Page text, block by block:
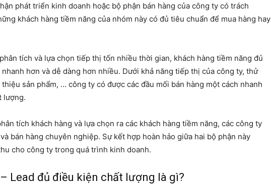
phát triển kinh doanh hoặc bộ phận bán hàng của công ty có trách
khách hàng tiềm năng của nhóm này có đủ tiêu chuẩn để mua hàng hay
tích và lựa chọn tiếp thị tốn nhiều thời gian, khách hàng tiềm năng đủ
hơn và dễ dàng hơn nhiều. Dưới khả năng tiếp thị của công ty, thử
sản phẩm, … công ty có được các đầu mối bán hàng một cách nhanh
lượng.
tích khách hàng và lựa chọn ra các khách hàng tiềm năng, các công ty
bán hàng chuyên nghiệp. Sự kết hợp hoàn hảo giữa hai bộ phận này
cho công ty trong quá trình kinh doanh.
Lead đủ điều kiện chất lượng là gì?